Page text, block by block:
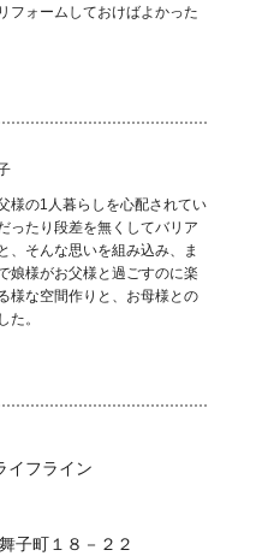
フォームしておけばよかった
様の1人暮らしを心配されてい
ったり段差を無くしてバリア
、そんな思いを組み込み、ま
娘様がお父様と過ごすのに楽
様な空間作りと、お母様との
。
イフライン
子町１８－２２